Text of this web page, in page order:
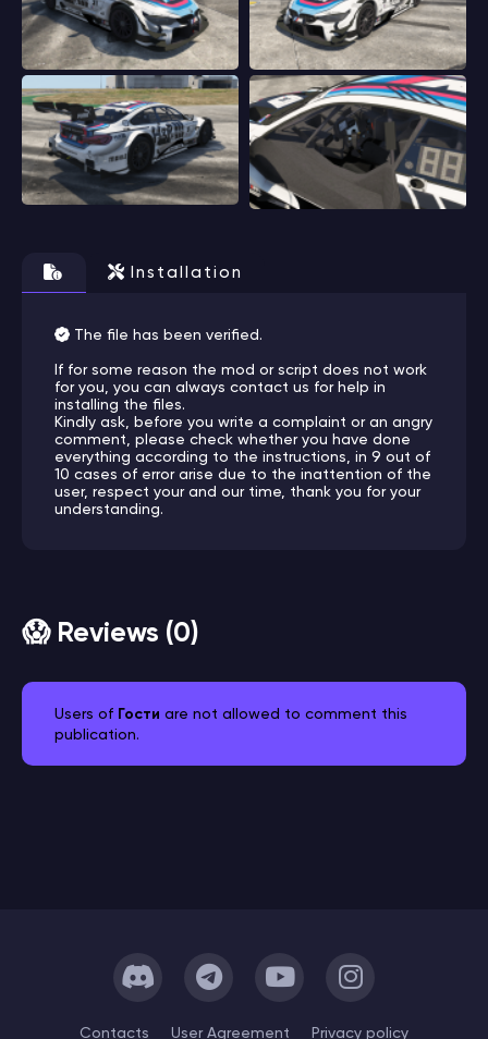
Installation
The file has been verified.
If for some reason the mod or script does not work
for you, you can always contact us for help in
installing the files.
Kindly ask, before you write a complaint or an angry
comment, please check whether you have done
everything according to the instructions, in 9 out of
10 cases of error arise due to the inattention of the
user, respect your and our time, thank you for your
understanding.
😱 Reviews (0)
Users of Гости are not allowed to comment this
publication.
Сontacts User Agreement Privacy policy